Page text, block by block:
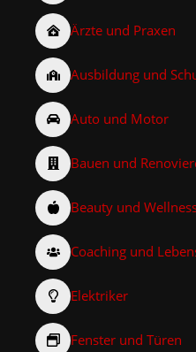
Ärzte und Praxen
Ausbildung und
Auto und Motor
Bauen und
Beauty und
Coaching und
Elektriker
Fenster und Türen